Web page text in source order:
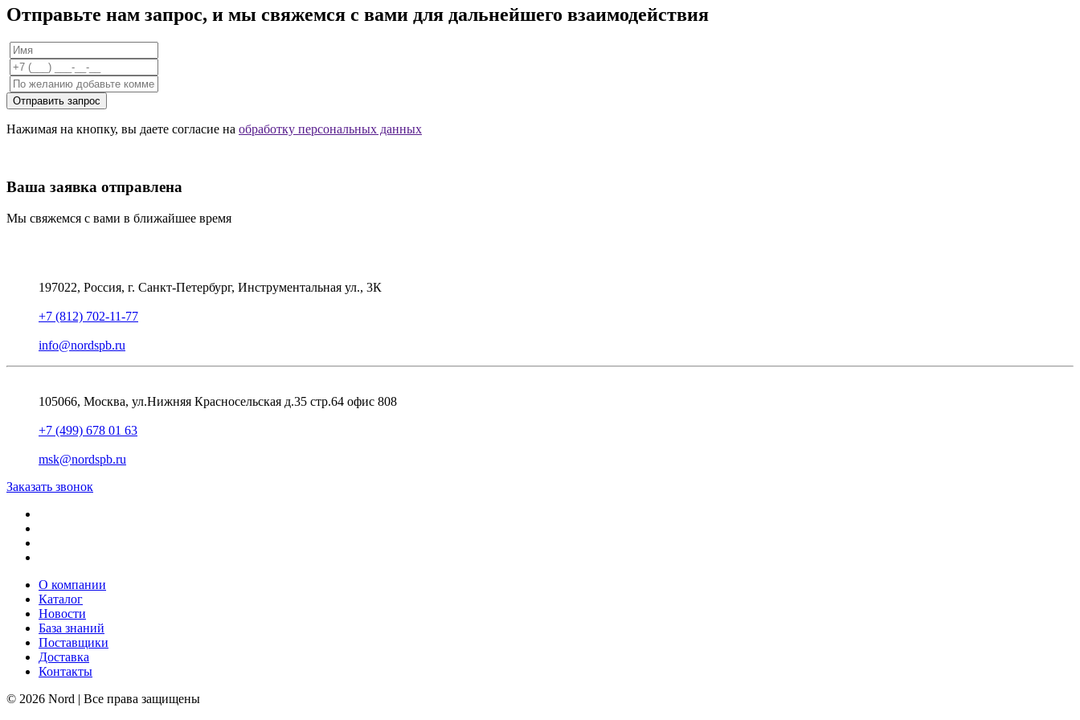
Отправьте нам запрос, и мы свяжемся с вами для дальнейшего взаимодействия
Отправить запрос
Нажимая на кнопку, вы даете согласие на обработку персональных данных
Ваша заявка отправлена
Мы свяжемся с вами в ближайшее время
197022, Россия, г. Санкт-Петербург, Инструментальная ул., 3К
+7 (812) 702-11-77
info@nordspb.ru
105066, Москва, ул.Нижняя Красносельская д.35 стр.64 офис 808
+7 (499) 678 01 63
msk@nordspb.ru
Заказать звонок
О компании
Каталог
Новости
База знаний
Поставщики
Доставка
Контакты
© 2026 Nord | Все права защищены